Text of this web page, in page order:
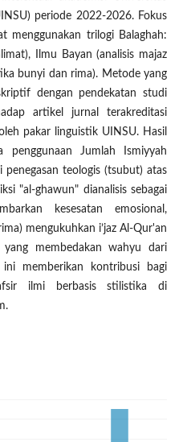
periode 2022-2026. Fokus
menggunakan trilogi Balaghah:
Ilmu Bayan (analisis majaz
bunyi dan rima). Metode yang
dengan pendekatan studi
artikel jurnal terakreditasi
pakar linguistik UINSU. Hasil
penggunaan Jumlah Ismiyyah
teologis (tsubut) atas
"al-ghawun" dianalisis sebagai
kesesatan emosional,
mengukuhkan i’jaz Al-Qur'an
membedakan wahyu dari
memberikan kontribusi bagi
ilmi berbasis stilistika di